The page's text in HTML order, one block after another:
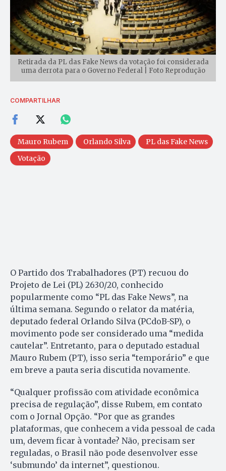
Retirada da PL das Fake News da votação foi considerada
uma derrota para o Governo Federal | Foto Reprodução
COMPARTILHAR
Mauro Rubem Orlando Silva
PL das Fake News
Votação
O Partido dos Trabalhadores (PT) recuou do
Projeto de Lei (PL) 2630/20, conhecido
popularmente como “PL das Fake News”, na
última semana. Segundo o relator da matéria,
deputado federal Orlando Silva (PCdoB-SP), o
movimento pode ser considerado uma “medida
cautelar”. Entretanto, para o deputado estadual
Mauro Rubem (PT), isso seria “temporário” e que
em breve a pauta seria discutida novamente.
“Qualquer profissão com atividade econômica
precisa de regulação”, disse Rubem, em contato
com o Jornal Opção. “Por que as grandes
plataformas, que conhecem a vida pessoal de cada
um, devem ficar à vontade? Não, precisam ser
reguladas, o Brasil não pode desenvolver esse
‘submundo’ da internet”, questionou.